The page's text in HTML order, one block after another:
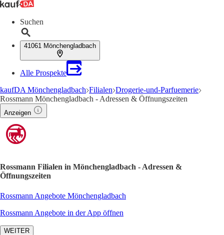
Suchen
41061 Mönchengladbach
Alle Prospekte
kaufDA Mönchengladbach Filialen Drogerie-und-Parfuemerie
Rossmann Mönchengladbach - Adressen & Öffnungszeiten
Anzeigen
Rossmann Filialen in Mönchengladbach - Adressen &
Öffnungszeiten
Rossmann Angebote Mönchengladbach
Rossmann Angebote in der App öffnen
WEITER